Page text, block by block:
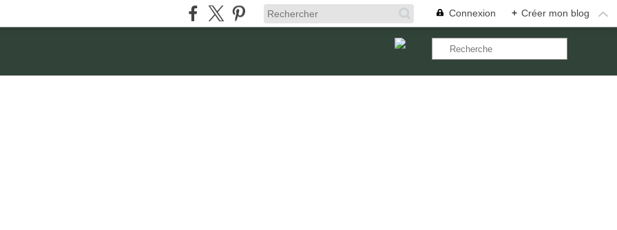
Connexion + Créer mon blog